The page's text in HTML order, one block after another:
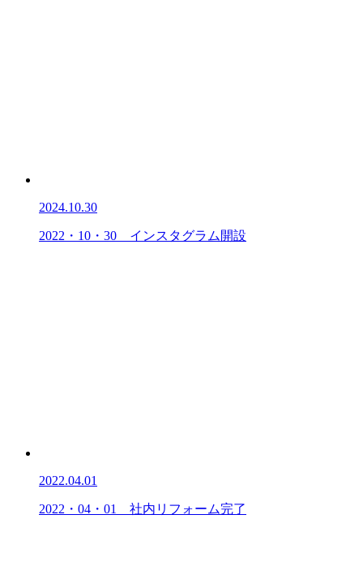
2024.10.30
2022・10・30 インスタグラム開設
2022.04.01
2022・04・01 社内リフォーム完了